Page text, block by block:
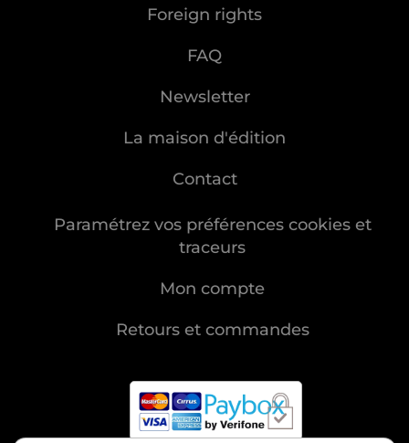
Foreign rights
FAQ
Newsletter
La maison d'édition
Contact
Paramétrez vos préférences cookies et
traceurs
Mon compte
Retours et commandes